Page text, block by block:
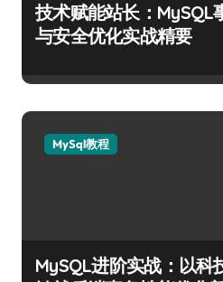
技术赋能站长：MySQL
与安全优化实战精要
MySql教程
MySQL进阶实战：以科